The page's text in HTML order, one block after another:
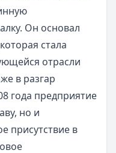
Он основал
стала
отрасли
в разгар
года предприятие
но и
присутствие в